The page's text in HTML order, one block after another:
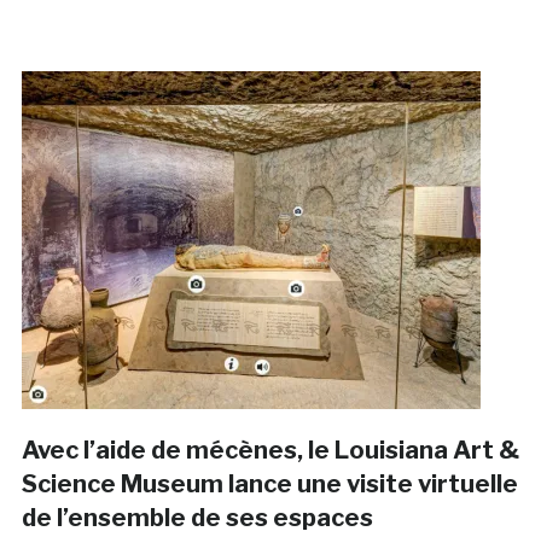
Avec l’aide de mécènes, le Louisiana Art &
Science Museum lance une visite virtuelle
de l’ensemble de ses espaces